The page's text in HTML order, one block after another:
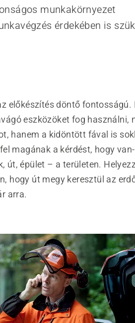
munkakörnyezet
érdekében is
előkészítés döntő fontosságú.
eszközöket fog használni,
hanem a kidöntött fával is
magának a kérdést, hogy
út, épület – a területen.
hogy út megy keresztül az
arra.